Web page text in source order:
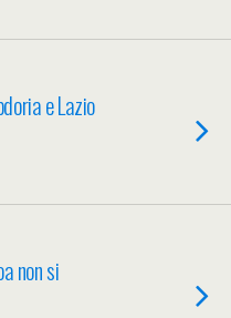
e Lazio
non si